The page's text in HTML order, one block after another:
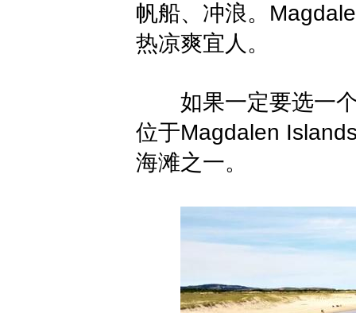
帆船、冲浪。
热凉爽宜人。
如果一定要选一个
位于Magdalen
海滩之一。